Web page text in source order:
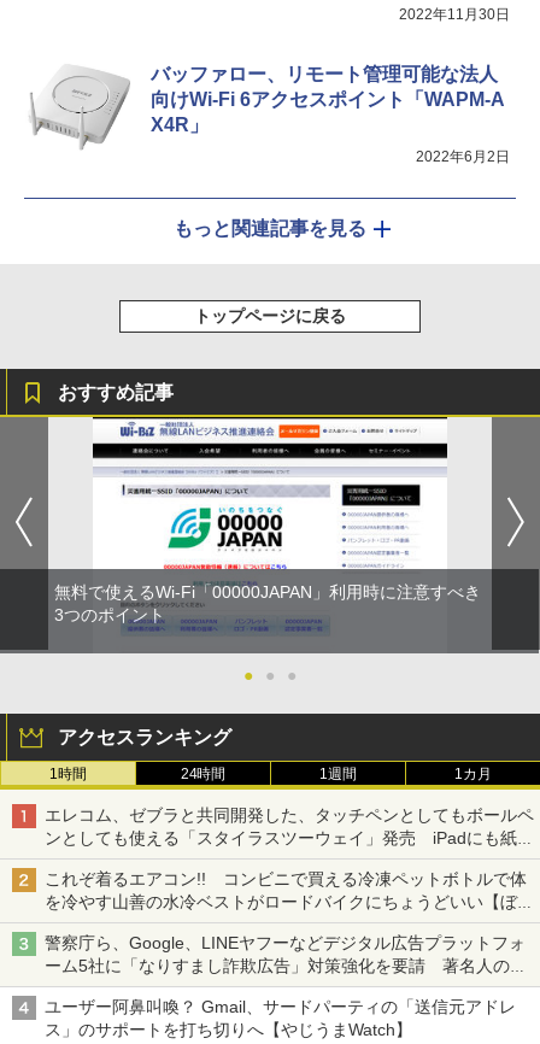
2022年11月30日
バッファロー、リモート管理可能な法人
向けWi-Fi 6アクセスポイント「WAPM-A
X4R」
2022年6月2日
もっと関連記事を見る
トップページに戻る
おすすめ記事
無料で使えるWi-Fi「00000JAPAN」利用時に注意すべき
3つのポイント
● ● ●
アクセスランキング
1時間 24時間 1週間 1カ月
エレコム、ゼブラと共同開発した、タッチペンとしてもボールペ
ンとしても使える「スタイラスツーウェイ」発売 iPadにも紙に
も、持ち替えずに書き込める
これぞ着るエアコン!! コンビニで買える冷凍ペットボトルで体
を冷やす山善の水冷ベストがロードバイクにちょうどいい【ぼっ
ち・ざ・ろーど！その14】【空いた時間でなにしてる？】
警察庁ら、Google、LINEヤフーなどデジタル広告プラットフォ
ーム5社に「なりすまし詐欺広告」対策強化を要請 著名人の写
真や映像を使った投資詐欺などへの対策として
ユーザー阿鼻叫喚？ Gmail、サードパーティの「送信元アドレ
ス」のサポートを打ち切りへ【やじうまWatch】